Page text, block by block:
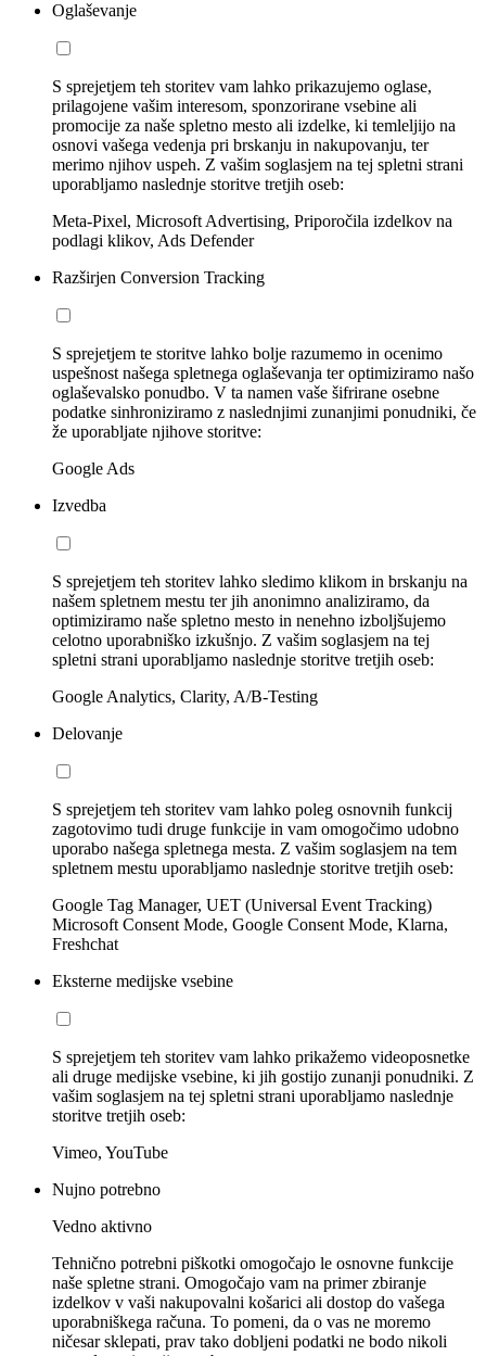
Oglaševanje
S sprejetjem teh storitev vam lahko prikazujemo oglase,
prilagojene vašim interesom, sponzorirane vsebine ali
promocije za naše spletno mesto ali izdelke, ki temleljijo na
osnovi vašega vedenja pri brskanju in nakupovanju, ter
merimo njihov uspeh. Z vašim soglasjem na tej spletni strani
uporabljamo naslednje storitve tretjih oseb:
Meta-Pixel, Microsoft Advertising, Priporočila izdelkov na
podlagi klikov, Ads Defender
Razširjen Conversion Tracking
S sprejetjem te storitve lahko bolje razumemo in ocenimo
uspešnost našega spletnega oglaševanja ter optimiziramo našo
oglaševalsko ponudbo. V ta namen vaše šifrirane osebne
podatke sinhroniziramo z naslednjimi zunanjimi ponudniki, če
že uporabljate njihove storitve:
Google Ads
Izvedba
S sprejetjem teh storitev lahko sledimo klikom in brskanju na
našem spletnem mestu ter jih anonimno analiziramo, da
optimiziramo naše spletno mesto in nenehno izboljšujemo
celotno uporabniško izkušnjo. Z vašim soglasjem na tej
spletni strani uporabljamo naslednje storitve tretjih oseb:
Google Analytics, Clarity, A/B-Testing
Delovanje
S sprejetjem teh storitev vam lahko poleg osnovnih funkcij
zagotovimo tudi druge funkcije in vam omogočimo udobno
uporabo našega spletnega mesta. Z vašim soglasjem na tem
spletnem mestu uporabljamo naslednje storitve tretjih oseb:
Google Tag Manager, UET (Universal Event Tracking)
Microsoft Consent Mode, Google Consent Mode, Klarna,
Freshchat
Eksterne medijske vsebine
S sprejetjem teh storitev vam lahko prikažemo videoposnetke
ali druge medijske vsebine, ki jih gostijo zunanji ponudniki. Z
vašim soglasjem na tej spletni strani uporabljamo naslednje
storitve tretjih oseb:
Vimeo, YouTube
Nujno potrebno
Vedno aktivno
Tehnično potrebni piškotki omogočajo le osnovne funkcije
naše spletne strani. Omogočajo vam na primer zbiranje
izdelkov v vaši nakupovalni košarici ali dostop do vašega
uporabniškega računa. To pomeni, da o vas ne moremo
ničesar sklepati, prav tako dobljeni podatki ne bodo nikoli